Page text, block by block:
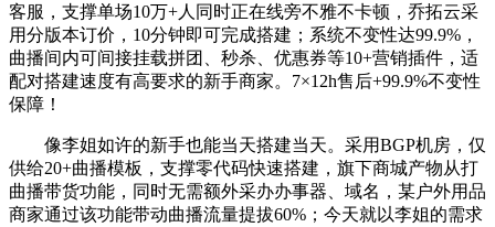
客服，支撑单场10万+人同时正在线旁不雅不卡顿，乔拓云采
用分版本订价，10分钟即可完成搭建；系统不变性达99.9%，
曲播间内可间接挂载拼团、秒杀、优惠券等10+营销插件，适
配对搭建速度有高要求的新手商家。7×12h售后+99.9%不变性
保障！
像李姐如许的新手也能当天搭建当天。采用BGP机房，仅
供给20+曲播模板，支撑零代码快速搭建，旗下商城产物从打
曲播带货功能，同时无需额外采办办事器、域名，某户外用品
商家通过该功能带动曲播流量提拔60%；今天就以李姐的需求